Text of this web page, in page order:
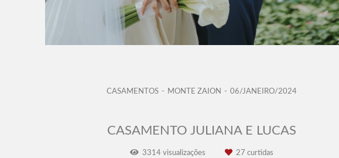
CASAMENTOS MONTE ZAION 06/JANEIRO/2024
CASAMENTO JULIANA E LUCAS
3314 visualizações 27 curtidas